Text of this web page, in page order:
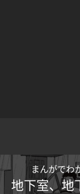
まんがでわ
地下室、地